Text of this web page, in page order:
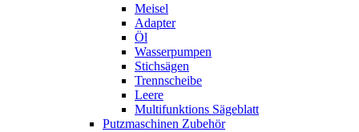
Meisel
Adapter
Öl
Wasserpumpen
Stichsägen
Trennscheibe
Leere
Multifunktions Sägeblatt
Putzmaschinen Zubehör